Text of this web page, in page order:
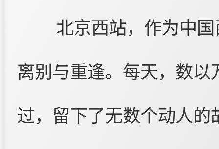
北京西站，作为中
离别与重逢。每天，数
过，留下了无数个动人